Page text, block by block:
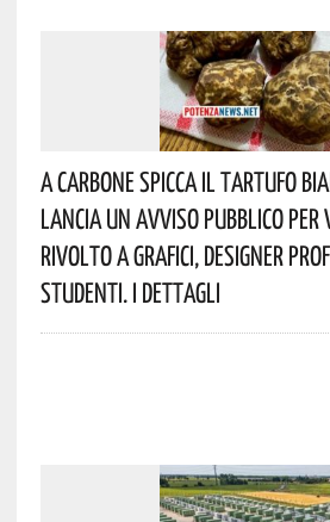
A Carbone Spicca Il Tartufo
Lancia Un Avviso Pubblico
Rivolto A Grafici, Designer
Studenti. I Dettagli